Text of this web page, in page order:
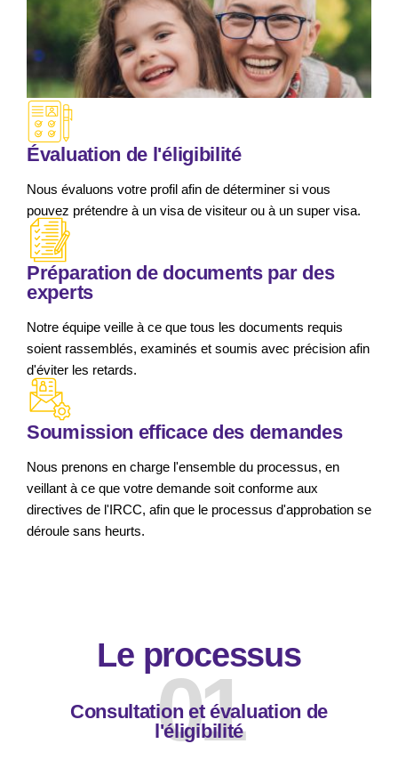
Évaluation de l'éligibilité
Nous évaluons votre profil afin de déterminer si vous
pouvez prétendre à un visa de visiteur ou à un super visa.
Préparation de documents par des
experts
Notre équipe veille à ce que tous les documents requis
soient rassemblés, examinés et soumis avec précision afin
d'éviter les retards.
Soumission efficace des demandes
Nous prenons en charge l'ensemble du processus, en
veillant à ce que votre demande soit conforme aux
directives de l'IRCC, afin que le processus d'approbation se
déroule sans heurts.
Le processus
01
Consultation et évaluation de
l'éligibilité